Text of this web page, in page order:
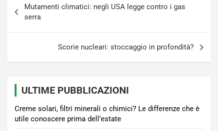
articoli
Mutamenti climatici: negli USA legge contro i gas
serra
Scorie nucleari: stoccaggio in profondità?
ULTIME PUBBLICAZIONI
Creme solari, filtri minerali o chimici? Le differenze che è
utile conoscere prima dell’estate